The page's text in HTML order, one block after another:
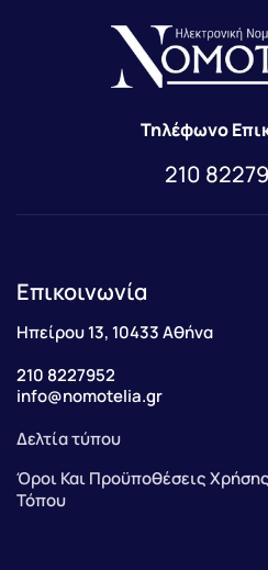
Τηλέφωνο
210
Επικοινωνία
Ηπείρου 13, 10433 Αθήνα
210 8227952
info@nomotelia.gr
Δελτία τύπου
Όροι Και Προϋποθέσεις
Τόπου